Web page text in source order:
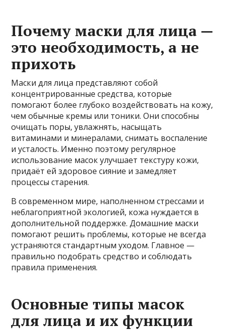
Почему маски для лица —
это необходимость, а не
прихоть
Маски для лица представляют собой
концентрированные средства, которые
помогают более глубоко воздействовать на кожу,
чем обычные кремы или тоники. Они способны
очищать поры, увлажнять, насыщать
витаминами и минералами, снимать воспаление
и усталость. Именно поэтому регулярное
использование масок улучшает текстуру кожи,
придаёт ей здоровое сияние и замедляет
процессы старения.
В современном мире, наполненном стрессами и
неблагоприятной экологией, кожа нуждается в
дополнительной поддержке. Домашние маски
помогают решить проблемы, которые не всегда
устраняются стандартным уходом. Главное —
правильно подобрать средство и соблюдать
правила применения.
Основные типы масок
для лица и их функции